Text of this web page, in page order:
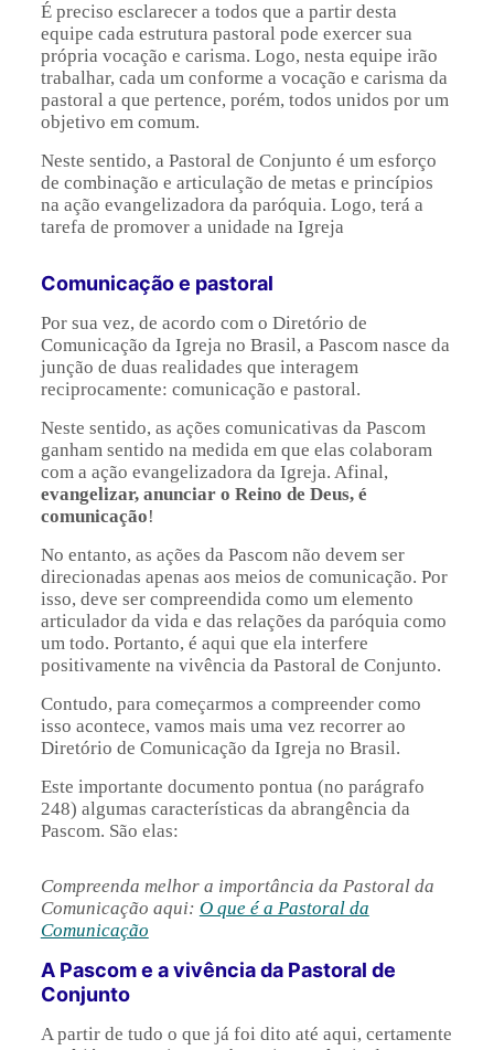
É preciso esclarecer a todos que a partir desta
equipe cada estrutura pastoral pode exercer sua
própria vocação e carisma. Logo, nesta equipe irão
trabalhar, cada um conforme a vocação e carisma da
pastoral a que pertence, porém, todos unidos por um
objetivo em comum.
Neste sentido, a Pastoral de Conjunto é um esforço
de combinação e articulação de metas e princípios
na ação evangelizadora da paróquia. Logo, terá a
tarefa de promover a unidade na Igreja
Comunicação e pastoral
Por sua vez, de acordo com o Diretório de
Comunicação da Igreja no Brasil, a Pascom nasce da
junção de duas realidades que interagem
reciprocamente: comunicação e pastoral.
Neste sentido, as ações comunicativas da Pascom
ganham sentido na medida em que elas colaboram
com a ação evangelizadora da Igreja. Afinal,
evangelizar, anunciar o Reino de Deus, é
comunicação!
No entanto, as ações da Pascom não devem ser
direcionadas apenas aos meios de comunicação. Por
isso, deve ser compreendida como um elemento
articulador da vida e das relações da paróquia como
um todo. Portanto, é aqui que ela interfere
positivamente na vivência da Pastoral de Conjunto.
Contudo, para começarmos a compreender como
isso acontece, vamos mais uma vez recorrer ao
Diretório de Comunicação da Igreja no Brasil.
Este importante documento pontua (no parágrafo
248) algumas características da abrangência da
Pascom. São elas:
Compreenda melhor a importância da Pastoral da
Comunicação aqui: O que é a Pastoral da
Comunicação
A Pascom e a vivência da Pastoral de
Conjunto
A partir de tudo o que já foi dito até aqui, certamente